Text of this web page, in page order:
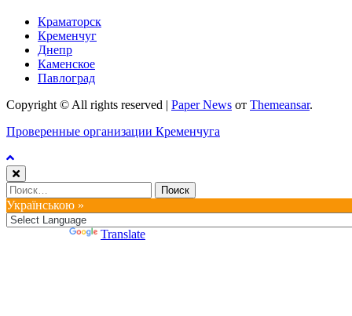
Краматорск
Кременчуг
Днепр
Каменское
Павлоград
Copyright © All rights reserved | Paper News от Themeansar.
Проверенные организации Кременчуга
Найти:
Українською »
Translate